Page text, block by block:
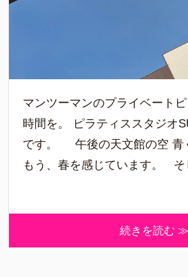
マンツーマンのプライベート
時間を。 ピラティススタジオ
です。 午後の天文館の空 青
もう、春を感じています。
続きを読む ≫